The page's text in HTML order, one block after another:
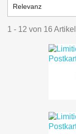
Relevanz
1 - 12 von 16